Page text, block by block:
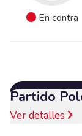
En contra
Partido
Ver detalles